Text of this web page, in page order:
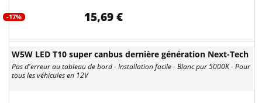
-17% 15,69 €
W5W LED T10 super canbus dernière génération Next-Tech
Pas d'erreur au tableau de bord - Installation facile - Blanc pur 5000K - Pour
tous les véhicules en 12V